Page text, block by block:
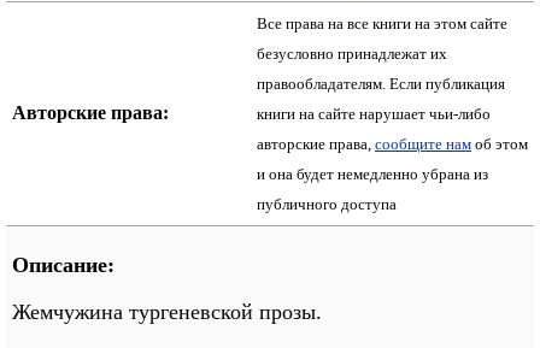
Авторские права:
Все права на все книги на этом сайте
безусловно принадлежат их
правообладателям. Если публикация
книги на сайте нарушает чьи-либо
авторские права, сообщите нам об этом
и она будет немедленно убрана из
публичного доступа
Описание:
Жемчужина тургеневской прозы.